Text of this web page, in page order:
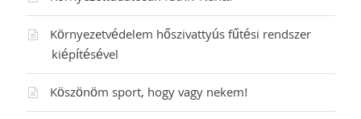
Környezetvédelem hőszivattyús fűtési rendszer
kiépítésével
Köszönöm sport, hogy vagy nekem!